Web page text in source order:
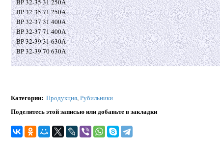
ВР 32-35 31 250А
ВР 32-35 71 250А
ВР 32-37 31 400А
ВР 32-37 71 400А
ВР 32-39 31 630А
ВР 32-39 70 630А
Категории: Продукция,Рубильники
Поделитесь этой записью или добавьте в закладки